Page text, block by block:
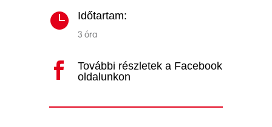
 Időtartam:
3 óra

További részletek a Facebook
oldalunkon